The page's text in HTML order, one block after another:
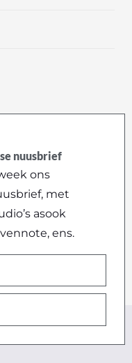
nuusbrief
ons
met
asook
ens.